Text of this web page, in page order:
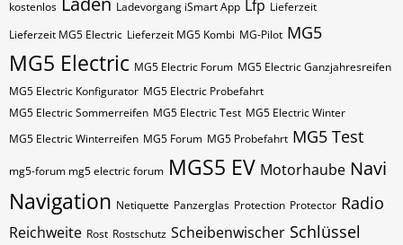
kostenlos
Ladevorgang iSmart App Lfp Lieferzeit
Lieferzeit MG5 Electric Lieferzeit MG5 Kombi MG-Pilot MG5
MG5 Electric MG5 Electric Forum MG5 Electric Ganzjahresreifen
MG5 Electric Konfigurator MG5 Electric Probefahrt
MG5 Electric Sommerreifen MG5 Electric Test MG5 Electric Winter
MG5 Electric Winterreifen MG5 Forum MG5 Probefahrt MG5 Test
mg5-forum mg5 electric forum MGS5 EV Motorhaube Navi
Navigation Netiquette Panzerglas Protection Protector Radio
Reichweite Rost Rostschutz Scheibenwischer Schlüssel